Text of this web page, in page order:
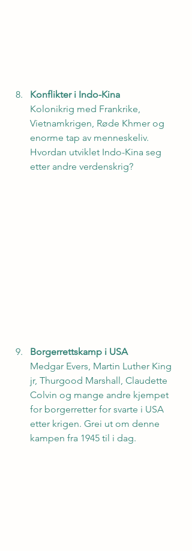
Konflikter i Indo-Kina
Kolonikrig med Frankrike,
Vietnamkrigen, Røde Khmer og
enorme tap av menneskeliv.
Hvordan utviklet Indo-Kina seg
etter andre verdenskrig?
Borgerrettskamp i USA
Medgar Evers, Martin Luther King
jr, Thurgood Marshall, Claudette
Colvin og mange andre kjempet
for borgerretter for svarte i USA
etter krigen. Grei ut om denne
kampen fra 1945 til i dag.